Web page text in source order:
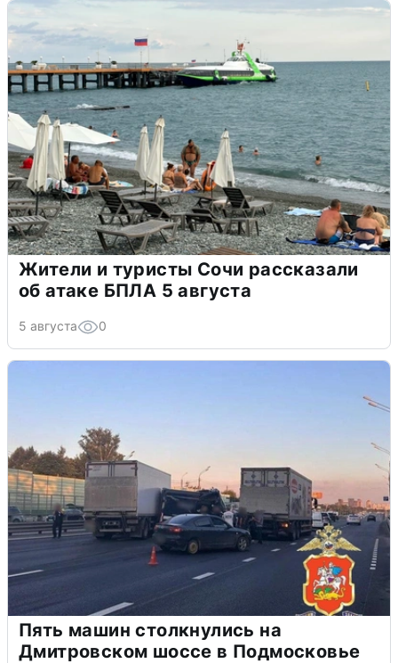
Жители и туристы Сочи рассказали
об атаке БПЛА 5 августа
5 августа 0
Пять машин столкнулись на
Дмитровском шоссе в Подмосковье